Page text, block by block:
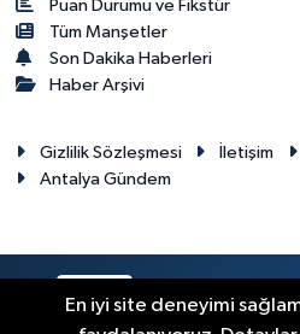
Puan Durumu ve Fikstür
Tüm Manşetler
Son Dakika Haberleri
Haber Arşivi
Gizlilik Sözleşmesi İletişim
Antalya Gündem
RSS Copyright ©
En iyi site deneyimi